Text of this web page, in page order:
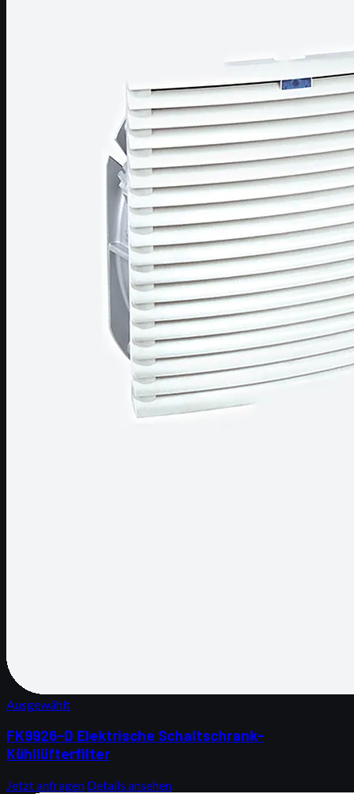
Ausgewählt
FK9926-D Elektrische Schaltschrank-
Kühllüfterfilter
Jetzt anfragen Details ansehen